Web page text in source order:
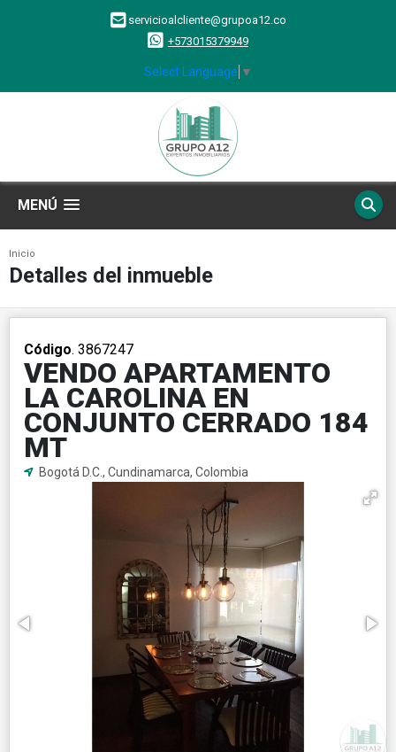
servicioalcliente@grupoa12.co
+573015379949
Select Language ▼
MENÚ
Inicio
Detalles del inmueble
Código. 3867247
VENDO APARTAMENTO
LA CAROLINA EN
CONJUNTO CERRADO 184
MT
Bogotá D.C., Cundinamarca, Colombia